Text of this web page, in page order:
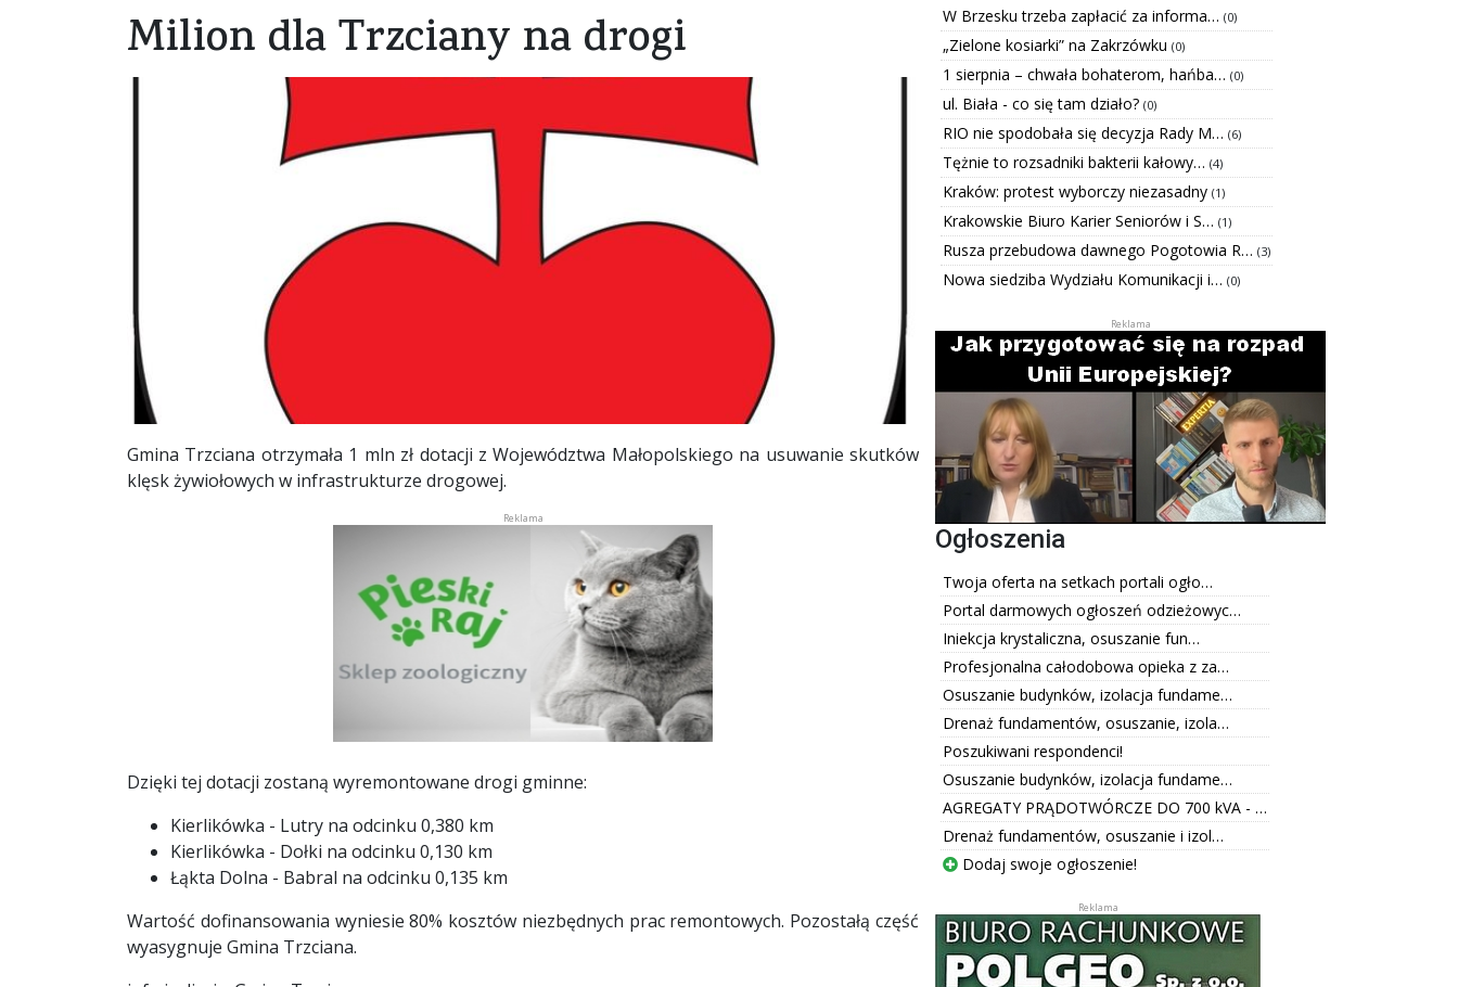
Milion dla Trzciany na drogi
Gmina Trzciana otrzymała 1 mln zł dotacji z Województwa Małopolskiego na usuwanie skutków
klęsk żywiołowych w infrastrukturze drogowej.
Dzięki tej dotacji zostaną wyremontowane drogi gminne:
Kierlikówka - Lutry na odcinku 0,380 km
Kierlikówka - Dołki na odcinku 0,130 km
Łąkta Dolna - Babral na odcinku 0,135 km
Wartość dofinansowania wyniesie 80% kosztów niezbędnych prac remontowych. Pozostałą część
wyasygnuje Gmina Trzciana.
W Brzesku trzeba zapłacić za informa… (0)
„Zielone kosiarki” na Zakrzówku (0)
1 sierpnia – chwała bohaterom, hańba… (0)
ul. Biała - co się tam działo? (0)
RIO nie spodobała się decyzja Rady M… (6)
Tężnie to rozsadniki bakterii kałowy… (4)
Kraków: protest wyborczy niezasadny (1)
Krakowskie Biuro Karier Seniorów i S… (1)
Rusza przebudowa dawnego Pogotowia R… (3)
Nowa siedziba Wydziału Komunikacji i… (0)
Ogłoszenia
Twoja oferta na setkach portali ogło…
Portal darmowych ogłoszeń odzieżowyc…
Iniekcja krystaliczna, osuszanie fun…
Profesjonalna całodobowa opieka z za…
Osuszanie budynków, izolacja fundame…
Drenaż fundamentów, osuszanie, izola…
Poszukiwani respondenci!
Osuszanie budynków, izolacja fundame…
AGREGATY PRĄDOTWÓRCZE DO 700 kVA - …
Drenaż fundamentów, osuszanie i izol…
Dodaj swoje ogłoszenie!